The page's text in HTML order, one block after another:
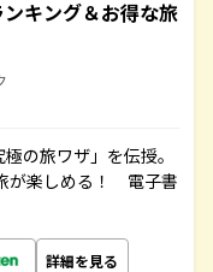
キング＆お得な旅
の旅ワザ」を伝授。
が楽しめる！ 電子書
詳細を見る